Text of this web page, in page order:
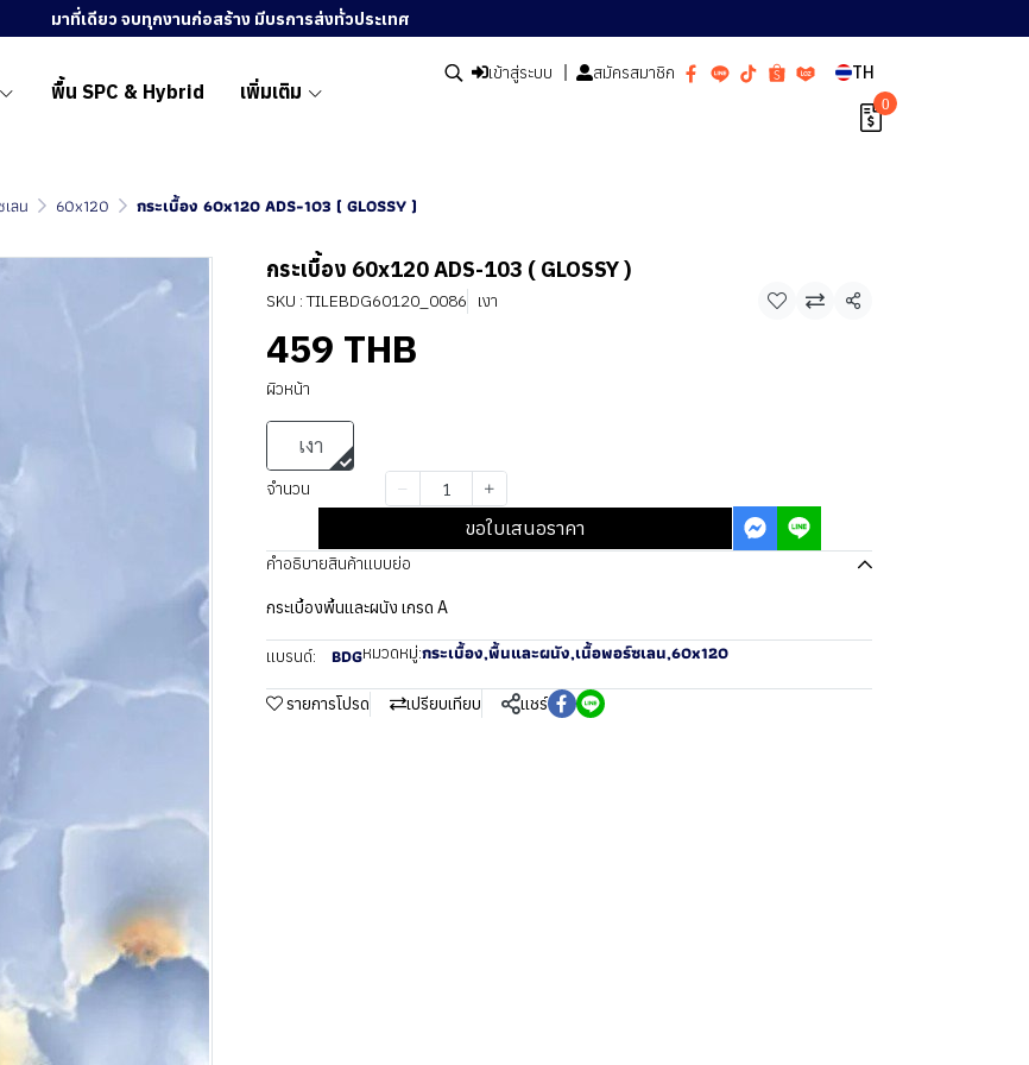
มาที่เดียว จบทุกงานก่อสร้าง มีบรการส่งทั่วประเทศ
พื้น SPC & Hybrid เพิ่มเติม
เข้าสู่ระบบ สมัครสมาชิก TH
0
ลน 60x120 กระเบื้อง 60x120 ADS-103 ( GLOSSY )
กระเบื้อง 60x120 ADS-103 ( GLOSSY )
SKU : TILEBDG60120_0086 เงา แชร์
459 THB
ผิวหน้า
เงา
จำนวน
ขอใบเสนอราคา
คำอธิบายสินค้าแบบย่อ
กระเบื้องพื้นและผนัง เกรด A
แบรนด์: BDGหมวดหมู่:กระเบื้อง,พื้นและผนัง,เนื้อพอร์ซเลน,60x120
รายการโปรด เปรียบเทียบ แชร์